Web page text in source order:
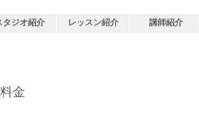
タジオ紹介 レッスン紹介 講師紹介
金